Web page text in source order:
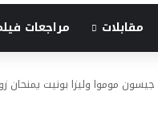
مقابلات مراجعات
موموا وليزا بونيت يمنحان